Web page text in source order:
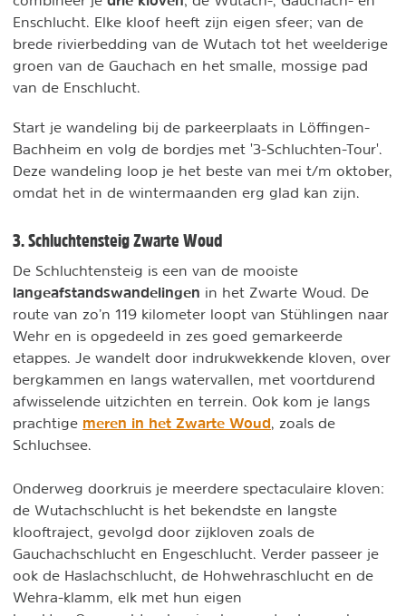
Enschlucht. Elke kloof heeft zijn eigen sfeer; van de
brede rivierbedding van de Wutach tot het weelderige
groen van de Gauchach en het smalle, mossige pad
van de Enschlucht.
Start je wandeling bij de parkeerplaats in Löffingen-
Bachheim en volg de bordjes met '3-Schluchten-Tour'.
Deze wandeling loop je het beste van mei t/m oktober,
omdat het in de wintermaanden erg glad kan zijn.
3. Schluchtensteig Zwarte Woud
De Schluchtensteig is een van de mooiste
langeafstandswandelingen in het Zwarte Woud. De
route van zo’n 119 kilometer loopt van Stühlingen naar
Wehr en is opgedeeld in zes goed gemarkeerde
etappes. Je wandelt door indrukwekkende kloven, over
bergkammen en langs watervallen, met voortdurend
afwisselende uitzichten en terrein. Ook kom je langs
prachtige meren in het Zwarte Woud, zoals de
Schluchsee.
Onderweg doorkruis je meerdere spectaculaire kloven:
de Wutachschlucht is het bekendste en langste
klooftraject, gevolgd door zijkloven zoals de
Gauchachschlucht en Engeschlucht. Verder passeer je
ook de Haslachschlucht, de Hohwehraschlucht en de
Wehra-klamm, elk met hun eigen